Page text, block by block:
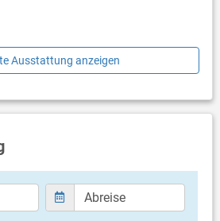
Meerblick, Laminat
Ausstattung anzeigen